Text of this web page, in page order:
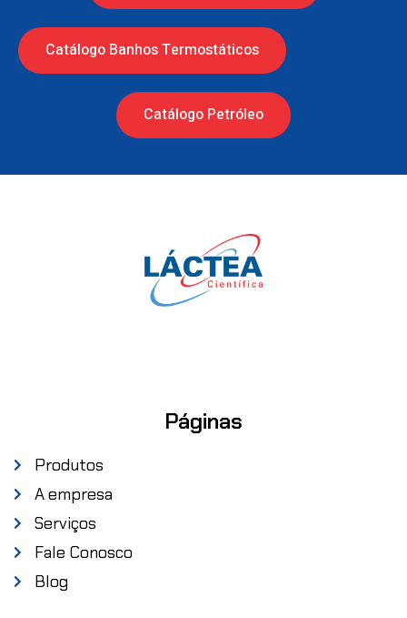
Catálogo Banhos Termostáticos
Catálogo Petróleo
Páginas
Produtos
A empresa
Serviços
Fale Conosco
Blog